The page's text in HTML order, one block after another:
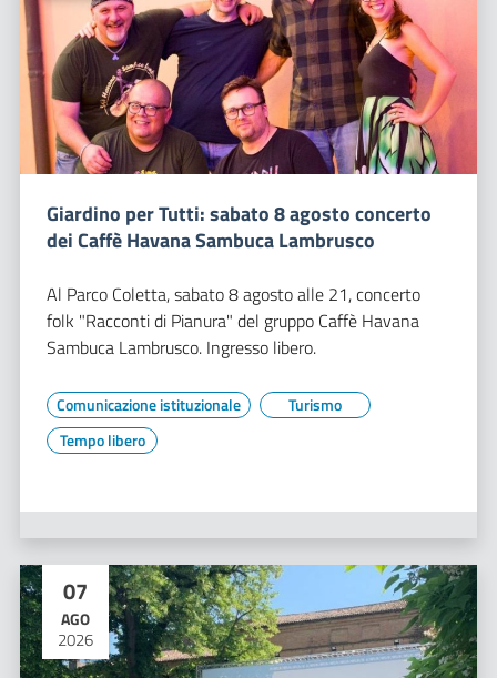
Giardino per Tutti: sabato 8 agosto concerto
dei Caffè Havana Sambuca Lambrusco
Al Parco Coletta, sabato 8 agosto alle 21, concerto
folk "Racconti di Pianura" del gruppo Caffè Havana
Sambuca Lambrusco. Ingresso libero.
Comunicazione istituzionale
Turismo
Tempo libero
07
AGO
2026